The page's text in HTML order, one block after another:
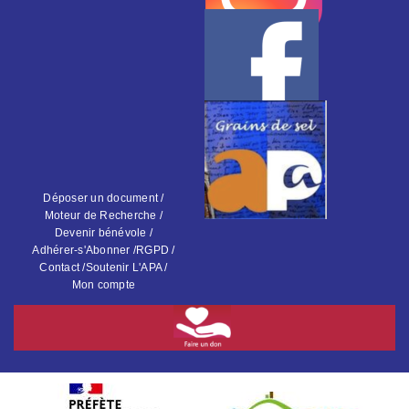
Déposer un document /
Moteur de Recherche /
Devenir bénévole /
Adhérer-s'Abonner /RGPD /
Contact /Soutenir L'APA /
Mon compte